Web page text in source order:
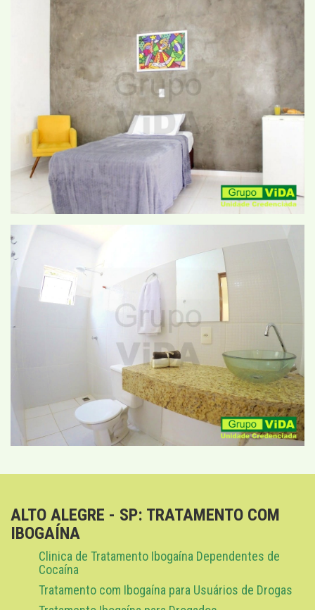
ALTO ALEGRE - SP: TRATAMENTO COM
IBOGAÍNA
Clinica de Tratamento Ibogaína Dependentes de
Cocaína
Tratamento com Ibogaína para Usuários de Drogas